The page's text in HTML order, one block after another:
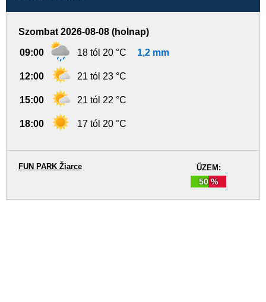
Szombat 2026-08-08 (holnap)
09:00 18 tól 20 °C 1,2 mm
12:00 21 tól 23 °C
15:00 21 tól 22 °C
18:00 17 tól 20 °C
ŰZEM:
50 %
FUN PARK Žiarce